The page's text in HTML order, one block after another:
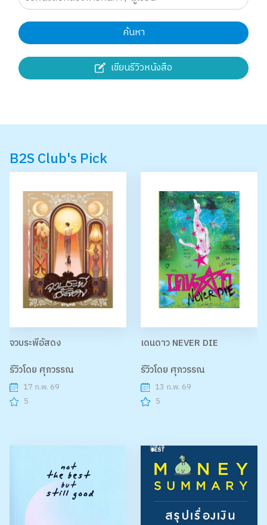
ค้นหา
เขียนรีวิวหนังสือ
B2S Club's Pick
จวบระพีอัสดง
รีวิวโดย ศุภวรรณ
17 ก.พ. 69
5
เดนดาว NEVER DIE
รีวิวโดย ศุภวรรณ
13 ก.พ. 69
5